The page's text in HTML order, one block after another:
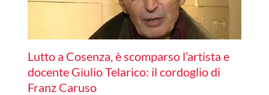
Lutto a Cosenza, è scomparso l’artista e
docente Giulio Telarico: il cordoglio di
Franz Caruso